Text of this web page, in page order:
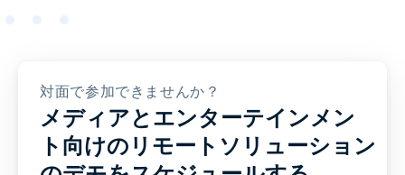
対面で参加できませんか？
メディアとエンターテインメン
ト向けのリモートソリューション